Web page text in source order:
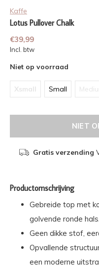
Kaffe
Lotus Pullover Chalk
€39,99
Incl. btw
Niet op voorraad
Xsmall Small
NIET
Gratis verzending
Productomschrijving
Gebreide top met
golvende ronde hals.
Geen dikke stof,
Opvallende
een moderne